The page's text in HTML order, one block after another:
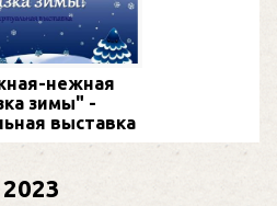
нежная
зимы" -
выставка
2023